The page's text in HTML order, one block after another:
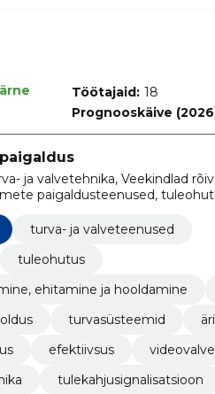
Töötajaid: 18
Prognooskäive
ja valvetehnika, Veekindlad
paigaldusteenused,
hooldamine, paigaldus,
turva- ja valveteenused
tuleohutus
ehitamine ja hooldamine
turvasüsteemid
efektiivsus
videovalve
tulekahjusignalisatsioon